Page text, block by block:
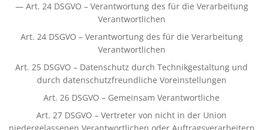
— Art. 24 DSGVO – Verantwortung des für die Verarbeitung
Verantwortlichen
Art. 24 DSGVO – Verantwortung des für die Verarbeitung
Verantwortlichen
Art. 25 DSGVO – Datenschutz durch Technikgestaltung und
durch datenschutzfreundliche Voreinstellungen
Art. 26 DSGVO – Gemeinsam Verantwortliche
Art. 27 DSGVO – Vertreter von nicht in der Union